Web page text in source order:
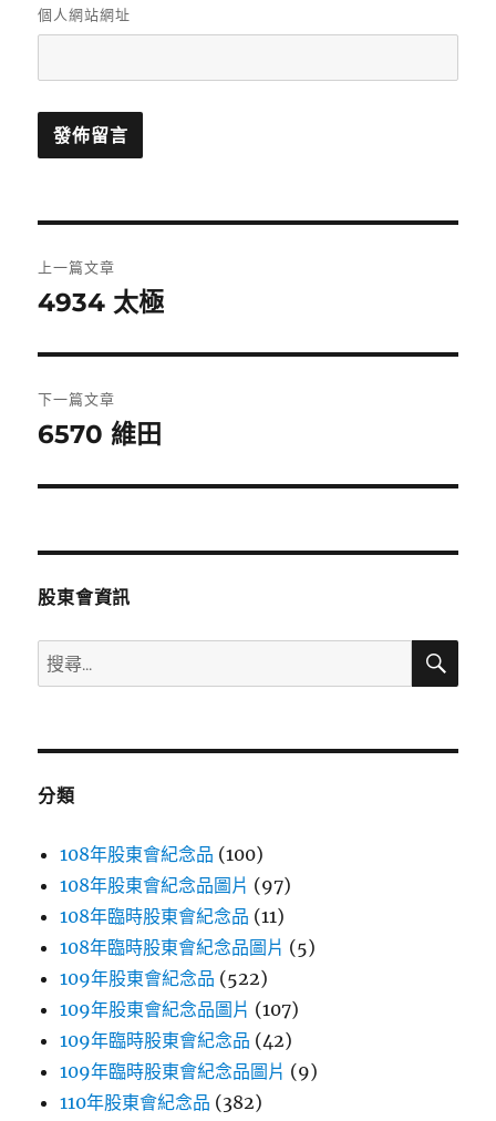
個人網站網址
章
覽
上一篇文章
上
篇
文
章:
4934 太極
下一篇文章
下
篇
章:
6570 維田
股東會資訊
搜
尋
鍵
搜
分類
108年股東會紀念品 (100)
108年股東會紀念品圖片 (97)
108年臨時股東會紀念品 (11)
108年臨時股東會紀念品圖片 (5)
109年股東會紀念品 (522)
109年股東會紀念品圖片 (107)
109年臨時股東會紀念品 (42)
109年臨時股東會紀念品圖片 (9)
110年股東會紀念品 (382)